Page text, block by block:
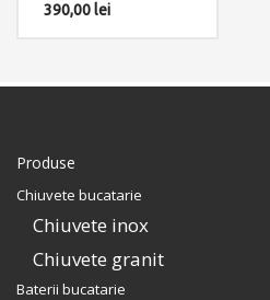
390,00lei
Produse
Chiuvete bucatarie
Chiuvete inox
Chiuvete granit
Baterii bucatarie